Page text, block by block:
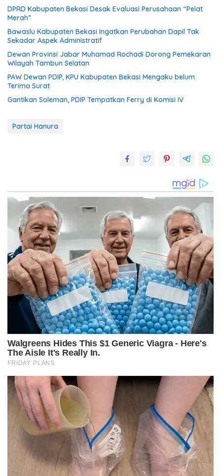
DPRD Kabupaten Bekasi Desak Evaluasi Perusahaan “Pelat
Merah”
Bawaslu Kabupaten Bekasi Ingatkan Perubahan Dapil Tak
Sekadar Aspek Administratif
Dewan Provinsi Jabar Muhamad Rochadi Dorong Pemekaran
Wilayah Tambun Selatan
PAW Dewan PDIP, KPU Kabupaten Bekasi Mengaku belum
Terima Surat
Gantikan Soleman, PDIP Tempatkan Ferry di Komisi IV
Partai Hanura